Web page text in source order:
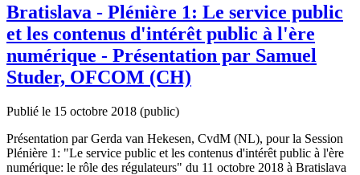
Bratislava - Plénière 1: Le service public
et les contenus d'intérêt public à l'ère
numérique - Présentation par Samuel
Studer, OFCOM (CH)
Publié le 15 octobre 2018 (public)
Présentation par Gerda van Hekesen, CvdM (NL), pour la Session
Plénière 1: "Le service public et les contenus d'intérêt public à l'ère
numérique: le rôle des régulateurs" du 11 octobre 2018 à Bratislava